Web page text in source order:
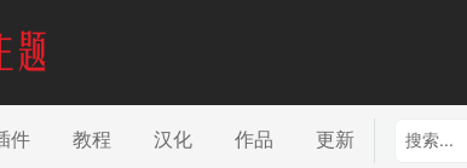
件 教程 汉化 作品 更新